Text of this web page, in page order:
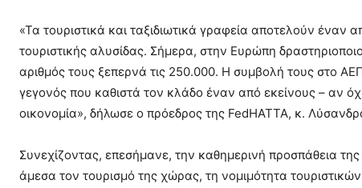
«Τα τουριστικά και ταξιδιωτικά γραφεία αποτελούν έναν
τουριστικής αλυσίδας. Σήμερα, στην Ευρώπη
αριθμός τους ξεπερνά τις 250.000. Η συμβολή τους στο
γεγονός που καθιστά τον κλάδο έναν από εκείνους – αν
οικονομία», δήλωσε ο πρόεδρος της FedHATTA, κ.
Συνεχίζοντας, επεσήμανε, την καθημερινή προσπάθεια
άμεσα τον τουρισμό της χώρας, τη νομιμότητα